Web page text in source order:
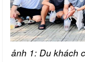
ảnh 1: Du khách